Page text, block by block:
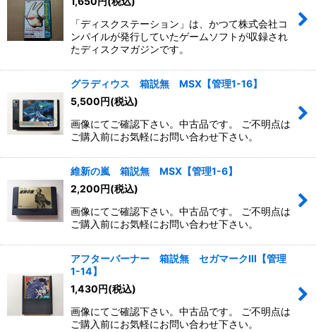
絞り込む
「ディスクステーション」は、かつて株式会社コ
ンパイルが発行していたゲームソフトが収録され
たディスクマガジンです。
グラディウス 箱説無 MSX【管理1-16】
5,500円(税込)
画像にてご確認下さい。中古品です。 ご不明点は
ご購入前にお気軽にお問い合わせ下さい。
維新の嵐 箱説無 MSX【管理1-6】
2,200円(税込)
画像にてご確認下さい。中古品です。 ご不明点は
ご購入前にお気軽にお問い合わせ下さい。
アフターバーナー 箱説無 セガマークIII【管理
1-14】
1,430円(税込)
画像にてご確認下さい。中古品です。 ご不明点は
ご購入前にお気軽にお問い合わせ下さい。